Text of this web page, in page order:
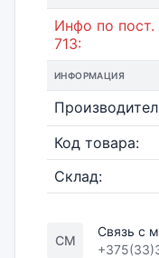
Инфо по
713:
ИНФОРМАЦИЯ
Код товара:
Склад:
СМ
Связь с